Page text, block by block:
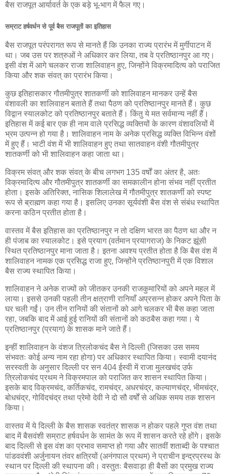
बैस राजपूत आर्यावर्त के एक बड़े भू-भाग में फैल गए।
सम्राट हर्षवर्धन से पूर्व बैस राजपूतों का इतिहास
बैस राजपूत परंपरागत रूप से मानते हैं कि उनका राज्य प्रारंभ में मुर्गीपाटन में
था। जब उस पर शत्रुओं ने अधिकार कर लिया, तब वे प्रतिष्ठानपुर आ गए।
इसी वंश में आगे चलकर राजा शालिवाहन हुए, जिन्होंने विक्रमादित्य को पराजित
किया और शक संवत् का प्रारंभ किया।
कुछ इतिहासकार गौतमीपुत्र शातकर्णी को शालिवाहन मानकर उन्हें बैस
वंशावली का शालिवाहन बताते हैं तथा पैठण को प्रतिष्ठानपुर मानते हैं। कुछ
विद्वान स्यालकोट को प्रतिष्ठानपुर बताते हैं। किंतु ये मत सर्वमान्य नहीं हैं।
इतिहास में कई बार एक ही नाम वाले प्रसिद्ध व्यक्तियों के कारण वंशावलियों में
भ्रम उत्पन्न हो गया है। शालिवाहन नाम के अनेक प्रसिद्ध व्यक्ति विभिन्न वंशों
में हुए हैं। भाटी वंश में भी शालिवाहन हुए तथा सातवाहन वंशी गौतमीपुत्र
शातकर्णी को भी शालिवाहन कहा जाता था।
विक्रम संवत् और शक संवत् के बीच लगभग 135 वर्षों का अंतर है, अतः
विक्रमादित्य और गौतमीपुत्र शातकर्णी का समकालीन होना संभव नहीं प्रतीत
होता। इसके अतिरिक्त, नासिक शिलालेख में गौतमीपुत्र शातकर्णी को स्पष्ट
रूप से ब्राह्मण कहा गया है। इसलिए उनका सूर्यवंशी बैस वंश से संबंध स्थापित
करना कठिन प्रतीत होता है।
वास्तव में बैस इतिहास का प्रतिष्ठानपुर न तो दक्षिण भारत का पैठण था और न
ही पंजाब का स्यालकोट। इसे प्रयाग (वर्तमान प्रयागराज) के निकट झूंसी
स्थित प्रतिष्ठानपुर माना जाता है। इतना अवश्य प्रतीत होता है कि बैस वंश में
शालिवाहन नामक एक प्रसिद्ध राजा हुए, जिन्होंने प्रतिष्ठानपुरी में एक विशाल
बैस राज्य स्थापित किया।
शालिवाहन ने अनेक राज्यों को जीतकर उनकी राजकुमारियों को अपने महल में
लाया। इससे उनकी पहली तीन क्षत्राणी रानियाँ अप्रसन्न होकर अपने पिता के
घर चली गईं। उन तीन रानियों की संतानों को आगे चलकर भी बैस कहा जाता
रहा, जबकि बाद में आई हुई रानियों की संतानों को कठबैस कहा गया। ये
प्रतिष्ठानपुर (प्रयाग) के शासक माने जाते हैं।
इन्हीं शालिवाहन के वंशज त्रिलोकचंद बैस ने दिल्ली (जिसका उस समय
संभवतः कोई अन्य नाम रहा होगा) पर अधिकार स्थापित किया। स्वामी दयानंद
सरस्वती के अनुसार दिल्ली पर सन 404 ईस्वी में राजा मुलखचंद उर्फ
त्रिलोकचंद प्रथम ने विक्रमपाल को पराजित कर शासन स्थापित किया।
इसके बाद विक्रमचंद, कर्तिकचंद, रामचंद्र, अधरचंद्र, कल्याणचंद्र, भीमचंद्र,
बोधचंद्र, गोविंदचंद्र तथा प्रेमो देवी ने दो सौ वर्षों से अधिक समय तक शासन
किया।
वास्तव में ये दिल्ली के बैस शासक स्वतंत्र शासक न होकर पहले गुप्त वंश तथा
बाद में बैसवंशी सम्राट हर्षवर्धन के सामंत के रूप में शासन करते रहे होंगे। इसके
बाद दिल्ली से इस वंश का प्रभाव समाप्त हो गया और सातवीं शताब्दी के पश्चात
पांडववंशी अर्जुनायन तंवर क्षत्रियों (अनंगपाल प्रथम) ने प्राचीन इन्द्रप्रस्थ के
स्थान पर दिल्ली की स्थापना की। वस्तुतः बैसवाड़ा ही बैसों का प्रमुख राज्य